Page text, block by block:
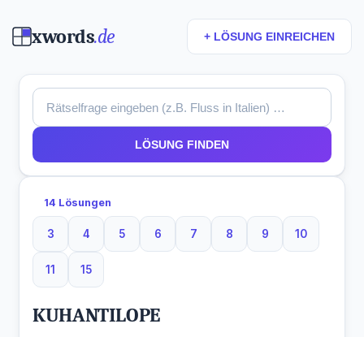
xwords.de + LÖSUNG EINREICHEN
LÖSUNG FINDEN
14 Lösungen
3
3 Buchstaben
4
4 Buchstaben
5
5 Buchstaben
6
6 Buchstaben
7
7 Buchstaben
8
8 Buchstaben
9
9 Buchstaben
10
10
11
11 Buchstaben
15
15 Buchstaben
KUHANTILOPE